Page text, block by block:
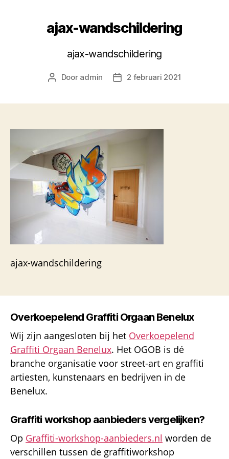
ajax-wandschildering
ajax-wandschildering
Berichtauteur
Door admin Berichtdatum
2 februari 2021
ajax-wandschildering
Overkoepelend Graffiti Orgaan Benelux
Wij zijn aangesloten bij het Overkoepelend
Graffiti Orgaan Benelux. Het OGOB is dé
branche organisatie voor street-art en graffiti
artiesten, kunstenaars en bedrijven in de
Benelux.
Graffiti workshop aanbieders vergelijken?
Op Graffiti-workshop-aanbieders.nl worden de
verschillen tussen de graffitiworkshop